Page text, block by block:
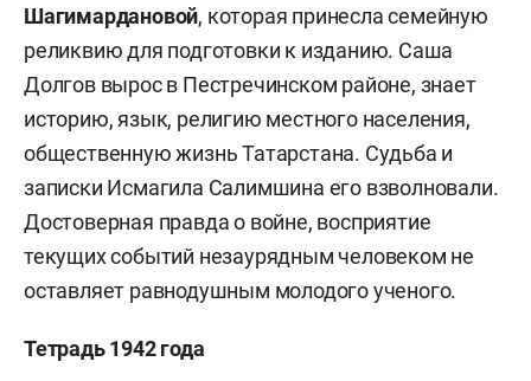
Шагимардановой, которая принесла семейную
реликвию для подготовки к изданию. Саша
Долгов вырос в Пестречинском районе, знает
историю, язык, религию местного населения,
общественную жизнь Татарстана. Судьба и
записки Исмагила Салимшина его взволновали.
Достоверная правда о войне, восприятие
текущих событий незаурядным человеком не
оставляет равнодушным молодого ученого.
Тетрадь 1942 года